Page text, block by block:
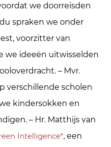
we doorreisden
spraken we onder
voorzitter van
we ideeën uitwisselden
– Mvr.
verschillende scholen
kindersokken en
– Hr. Matthijs van
Intelligence*, een